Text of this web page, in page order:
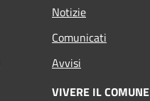
Notizie
Comunicati
Avvisi
VIVERE IL COMUNE